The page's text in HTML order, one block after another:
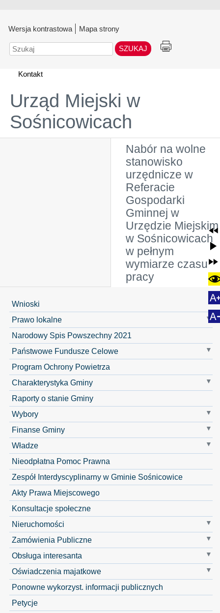
Wersja kontrastowa Mapa strony
Szukaj
Kontakt
Urząd Miejski w
Sośnicowicach
Nabór na wolne
stanowisko
urzędnicze w
Referacie
Gospodarki
Gminnej w
Urzędzie Miejskim
w Sośnicowicach
w pełnym
wymiarze czasu
pracy
Wnioski
Prawo lokalne
Narodowy Spis Powszechny 2021
Państwowe Fundusze Celowe
Program Ochrony Powietrza
Charakterystyka Gminy
Raporty o stanie Gminy
Wybory
Finanse Gminy
Władze
Nieodpłatna Pomoc Prawna
Zespół Interdyscyplinarny w Gminie Sośnicowice
Akty Prawa Miejscowego
Konsultacje społeczne
Nieruchomości
Zamówienia Publiczne
Obsługa interesanta
Oświadczenia majatkowe
Ponowne wykorzyst. informacji publicznych
Petycje